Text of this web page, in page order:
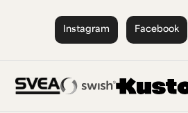
Instagram Facebook